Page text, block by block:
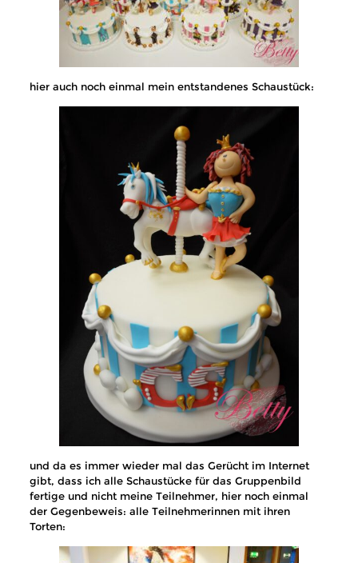
hier auch noch einmal mein entstandenes Schaustück:
und da es immer wieder mal das Gerücht im Internet
gibt, dass ich alle Schaustücke für das Gruppenbild
fertige und nicht meine Teilnehmer, hier noch einmal
der Gegenbeweis: alle Teilnehmerinnen mit ihren
Torten: